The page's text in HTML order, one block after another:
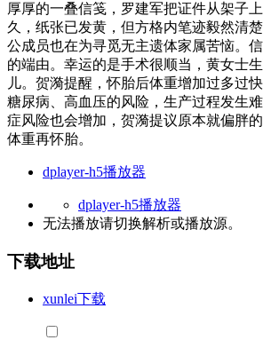
厚厚的一叠信笺，罗建军把证件从架子
久，纸张已发黄，但方格内笔迹毅然清
公成员也在为寻觅无主遗体家属苦恼。
的端由。幸运的是手术很顺当，黄女士
儿。贺漪提醒，怀胎后体重增加过多过
糖尿病、高血压的风险，生产过程发生
症风险也会增加，贺漪提议原本就偏胖
体重再怀胎。
dplayer-h5播放器
dplayer-h5播放器
无法播放请切换解析或播放源。
下载地址
xunlei下载